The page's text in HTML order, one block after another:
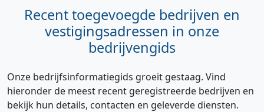
Recent toegevoegde bedrijven en
vestigingsadressen in onze
bedrijvengids
Onze bedrijfsinformatiegids groeit gestaag. Vind
hieronder de meest recent geregistreerde bedrijven en
bekijk hun details, contacten en geleverde diensten.